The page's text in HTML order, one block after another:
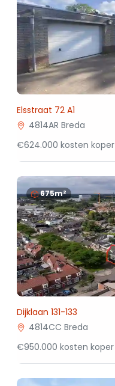
Elsstraat 72 A1
4814AR Breda
€624.000 kosten koper
675m²
Dijklaan 131-133
4814CC Breda
€950.000 kosten koper